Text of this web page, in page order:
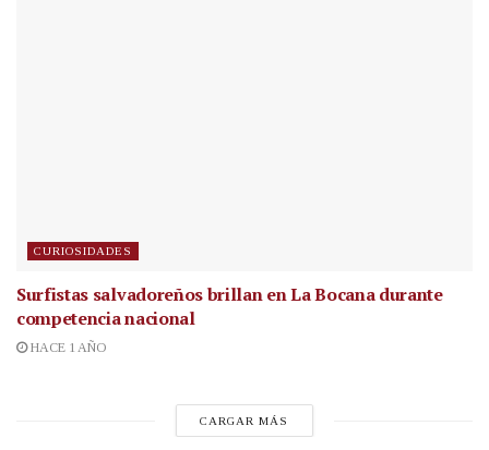
CURIOSIDADES
Surfistas salvadoreños brillan en La Bocana durante
competencia nacional
HACE 1 AÑO
CARGAR MÁS